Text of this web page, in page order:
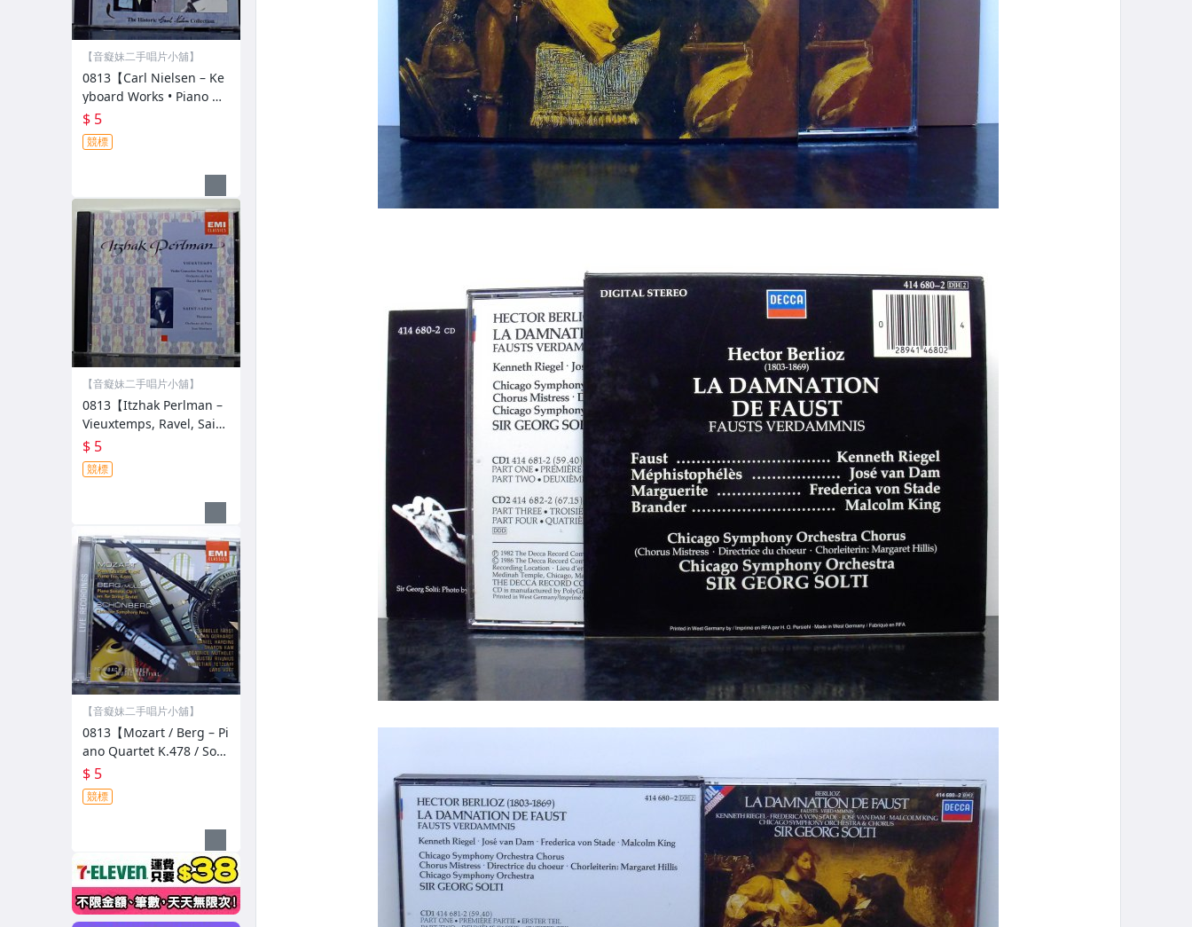
【音癡妹二手唱片小舖】
0813【Carl Nielsen – Ke
yboard Works • Piano M
usic • Organ Works #有
刮痕/2CD】低價起標
$ 5
競標
【音癡妹二手唱片小舖】
0813【Itzhak Perlman –
Vieuxtemps, Ravel, Saint
-Saëns】音癡妹二手CD •
低價起標
$ 5
競標
【音癡妹二手唱片小舖】
0813【Mozart / Berg – Pi
ano Quartet K.478 / Son
ata Op. 1 For String Sext
et 】低價起標
$ 5
競標